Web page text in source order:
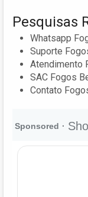
Pesquisas
Whatsapp
Suporte
Atendimento
SAC Fogos
Contato